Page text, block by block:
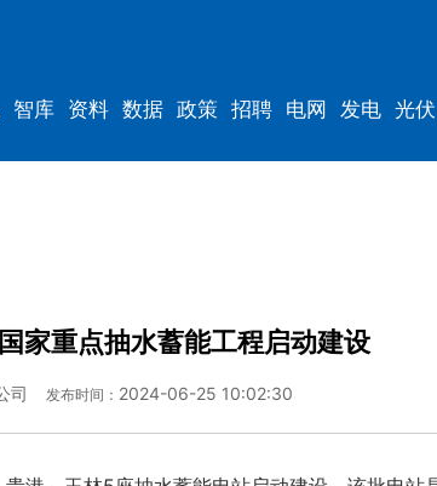
智库 资料 数据 政策 招聘 电网 发电 光伏
家重点抽水蓄能工程启动建设
司 发布时间： 2024-06-25 10:02:30